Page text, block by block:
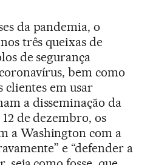
da pandemia, o
três queixas de
de segurança
bem como
clientes em usar
a disseminação da
de dezembro, os
a Washington com a
e “defender a